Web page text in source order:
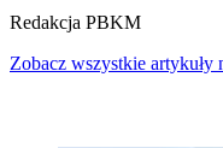
Redakcja PBKM
Zobacz wszystkie artykuły